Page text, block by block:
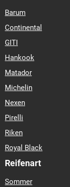
Barum
Continental
GITI
Hankook
Matador
Michelin
Nexen
Pirelli
Riken
Royal Black
Reifenart
Sommer